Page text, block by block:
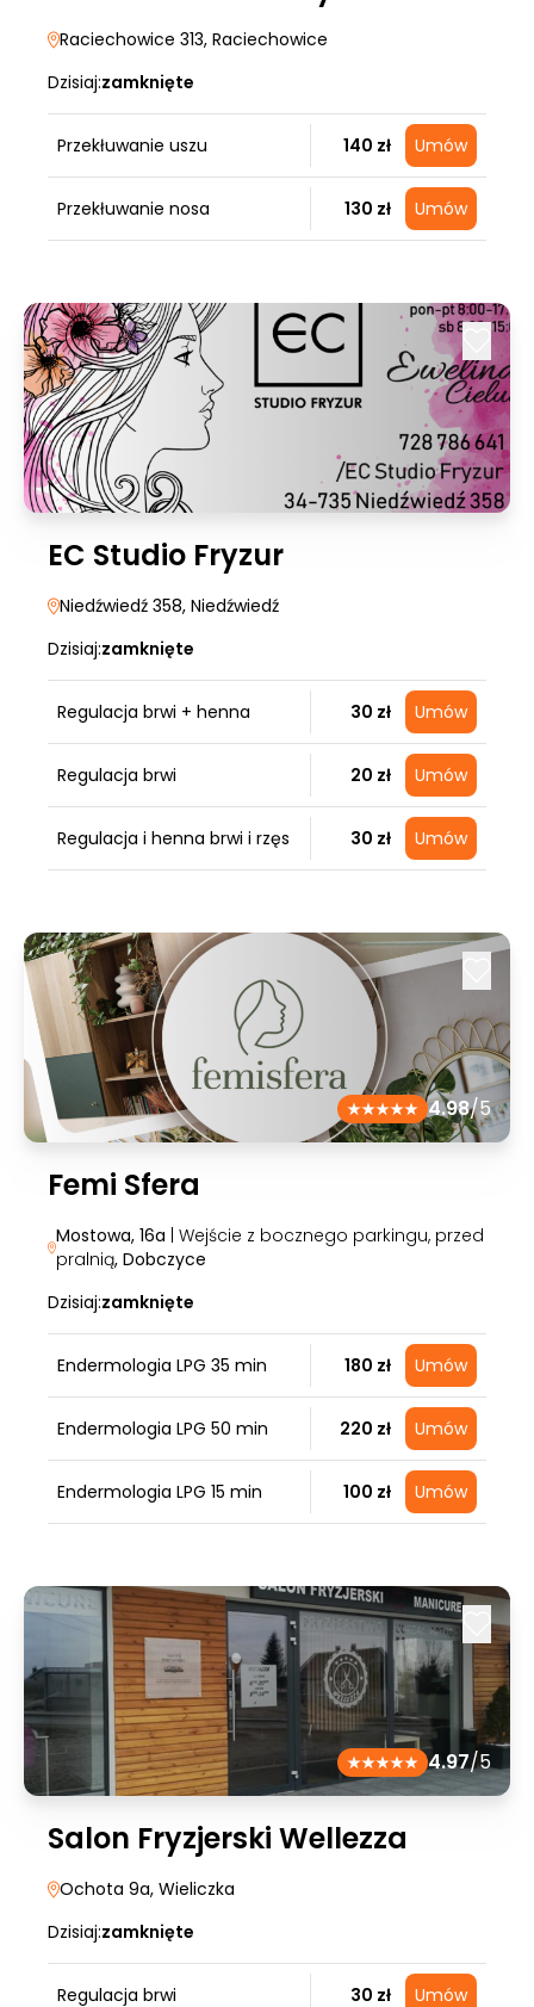
Raciechowice 313, Raciechowice
Dzisiaj:zamknięte
Przekłuwanie uszu 140 zł Umów
Przekłuwanie nosa 130 zł Umów
EC Studio Fryzur
Niedźwiedź 358, Niedźwiedź
Dzisiaj:zamknięte
Regulacja brwi + henna 30 zł Umów
Regulacja brwi 20 zł Umów
Regulacja i henna brwi i rzęs 30 zł Umów
4.98/5
Femi Sfera
Mostowa, 16a | Wejście z bocznego parkingu, przed
pralnią, Dobczyce
Dzisiaj:zamknięte
Endermologia LPG 35 min 180 zł Umów
Endermologia LPG 50 min 220 zł Umów
Endermologia LPG 15 min 100 zł Umów
4.97/5
Salon Fryzjerski Wellezza
Ochota 9a, Wieliczka
Dzisiaj:zamknięte
Regulacja brwi 30 zł Umów